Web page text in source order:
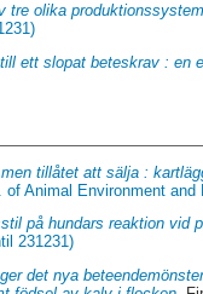
tre olika
ett slopat beteskrav : en
tillåtet att sälja :
of Animal Environment and
på hundars reaktion vid
231231)
det nya